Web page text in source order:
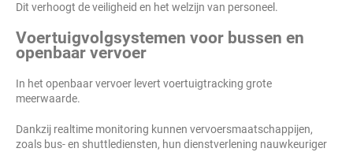
Dit verhoogt de veiligheid en het welzijn van personeel.
Voertuigvolgsystemen voor bussen en
openbaar vervoer
In het openbaar vervoer levert voertuigtracking grote
meerwaarde.
Dankzij realtime monitoring kunnen vervoersmaatschappijen,
zoals bus- en shuttlediensten, hun dienstverlening nauwkeuriger